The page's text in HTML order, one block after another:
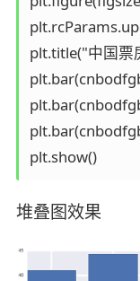
plt.title("中国票
plt.show()
堆叠图效果